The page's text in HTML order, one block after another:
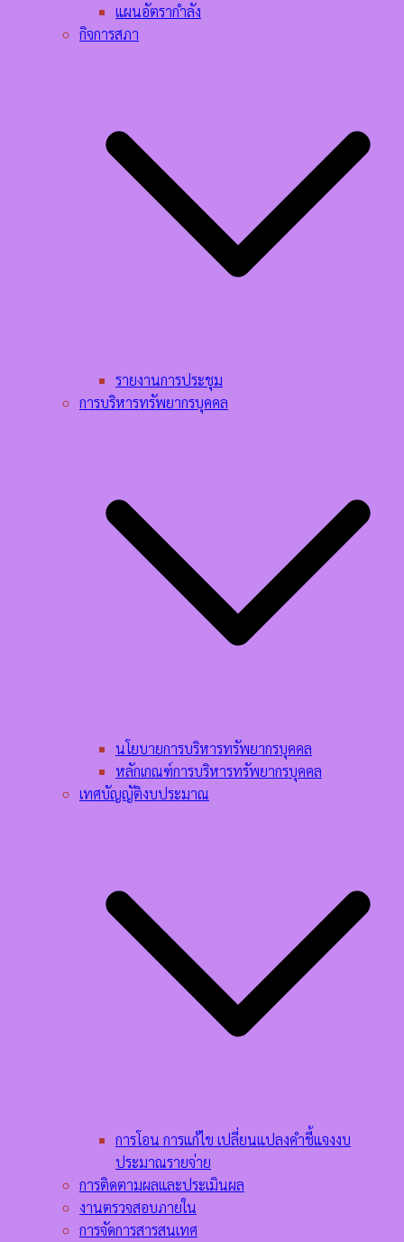
แผนอัตรากำลัง
กิจการสภา
รายงานการประชุม
การบริหารทรัพยากรบุคคล
นโยบายการบริหารทรัพยากรบุคคล​
หลักเกณฑ์การบริหารทรัพยากรบุคคล​
เทศบัญญัติงบประมาณ
การโอน การแก้ไข เปลี่ยนแปลงคำชี้แจงงบ
ประมาณรายจ่าย
การติดตามผลและประเมินผล
งานตรวจสอบภายใน
การจัดการสารสนเทศ